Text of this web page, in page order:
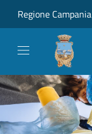
Regione Campania